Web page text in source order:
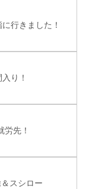
行きました！
り！
先！
スシロー